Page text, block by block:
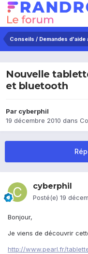
Conseils / Demandes d'aide
Nouvelle
et bluetooth
Par cyberphil
19 décembre 2010 dans
cyberphil
Posté(e) 19
Bonjour,
Je viens de découvrir
http://www.pearl.fr/